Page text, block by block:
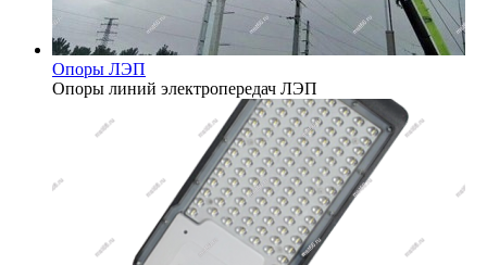
Опоры ЛЭП
Опоры линий электропередач ЛЭП